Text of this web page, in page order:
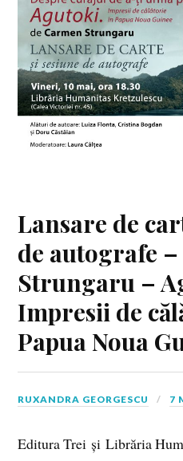
Lansare de
de autografe
Strungaru –
Impresii de
Papua Noua
RUXANDRA GEORGESCU 7
Editura Trei și Librăria